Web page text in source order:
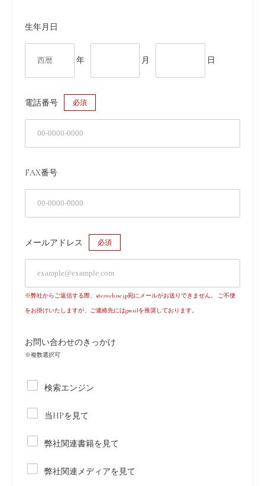
生年月日
年 月 日
電話番号 必須
FAX番号
メールアドレス 必須
※弊社からご返信する際、@ezweb.ne.jp宛にメールがお送りできません。 ご不便
をお掛けいたしますが、ご連絡先にはgmailを推奨しております。
お問い合わせのきっかけ
※複数選択可
検索エンジン
当HPを見て
弊社関連書籍を見て
弊社関連メディアを見て